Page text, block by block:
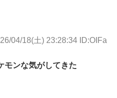
26/04/18(土) 23:28:34 ID:OIFa
モンな気がしてきた